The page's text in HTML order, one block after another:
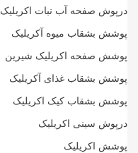
درپوش صفحه آب نبات اکریلیک
پوشش بشقاب میوه آکریلیک
پوشش صفحه اکریلیک شیرین
پوشش بشقاب غذای آکریلیک
پوشش بشقاب کیک اکریلیک
درپوش سینی اکریلیک
پوشش اکریلیک